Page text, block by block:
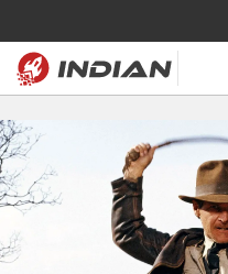
Magazín
Recenze
Videa